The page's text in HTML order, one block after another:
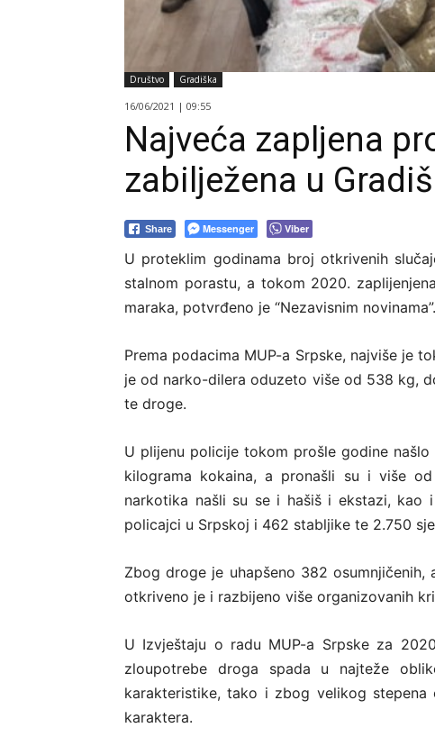
Društvo Gradiška
16/06/2021 | 09:55
Najveća zapljena
zabilježena u
Share Messenger Viber
U proteklim godinama broj otkrivenih
stalnom porastu, a tokom 2020.
maraka, potvrđeno je “Nezavisnim novinama”.
Prema podacima MUP-a Srpske, najviše je
je od narko-dilera oduzeto više od 538 kg,
te droge.
U plijenu policije tokom prošle godine
kilograma kokaina, a pronašli su i više
narkotika našli su se i hašiš i ekstazi, kao
policajci u Srpskoj i 462 stabljike te 2.750
Zbog droge je uhapšeno 382
otkriveno je i razbijeno više organizovanih
U Izvještaju o radu MUP-a Srpske za
zloupotrebe droga spada u najteže
karakteristike, tako i zbog velikog
karaktera.